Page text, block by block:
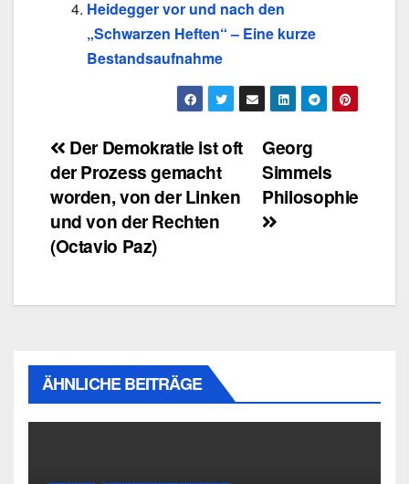
Heidegger vor und nach den
„Schwarzen Heften“ – Eine kurze
Bestandsaufnahme
BeitragsnavigationGeorg
Simmels
Philosophie
Der Demokratie ist oft
der Prozess gemacht
worden, von der Linken
und von der Rechten
(Octavio Paz)
ÄHNLICHE BEITRÄGE